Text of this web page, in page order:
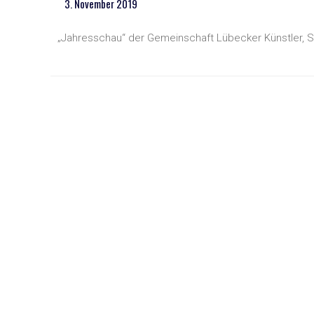
3. November 2019
„Jahresschau“ der Gemeinschaft Lübecker Künstler,